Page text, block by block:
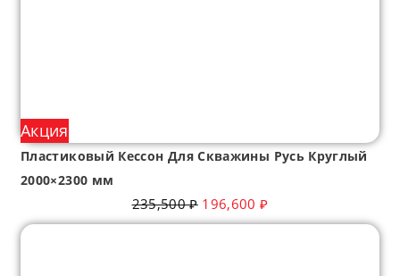
Акция
Пластиковый Кессон Для Скважины Русь Круглый
2000×2300 мм
235,500₽ 196,600₽